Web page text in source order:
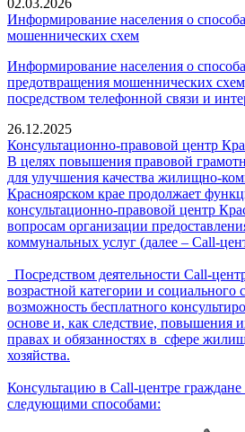
02.03.2026
Информирование населения о
мошеннических схем
Информирование населения о
предотвращения мошеннических
посредством телефонной связи и
26.12.2025
Консультационно-правовой центр
В целях повышения правовой
для улучшения качества жилищно-
Красноярском крае продолжает
консультационно-правовой центр
вопросам организации
коммунальных услуг (далее – Call-
Посредством деятельности Call-
возрастной категории и социального
возможность бесплатного
основе и, как следствие, повышения
правах и обязанностях в сфере
хозяйства.
Консультацию в Сall-центре граждане
следующими способами: